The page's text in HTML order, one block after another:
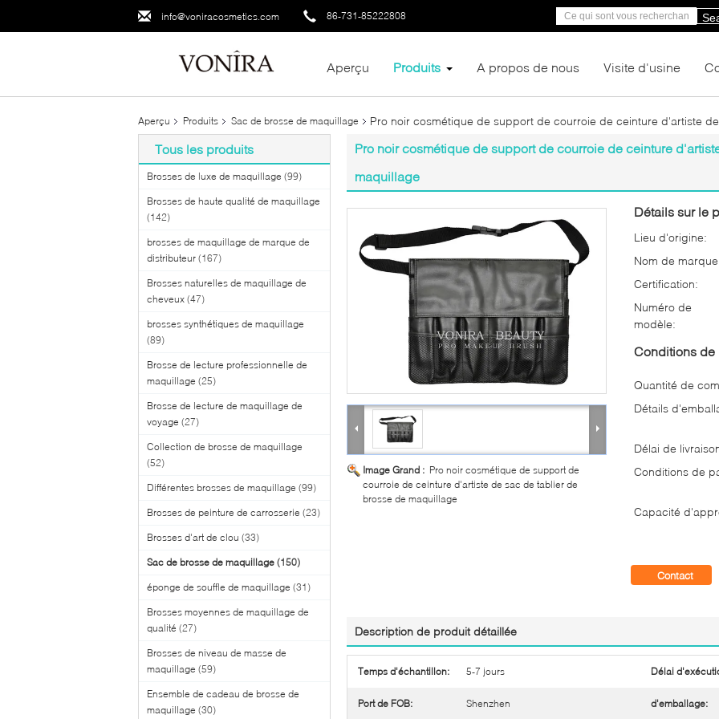
info@voniracosmetics.com 86-731-85222808
Aperçu Produits A propos de nous Visite d'usine
Aperçu Produits Sac de brosse de maquillage Pro noir cosmétique de support de courroie de ceinture d'artiste
Tous les produits
Brosses de luxe de maquillage (99)
Brosses de haute qualité de maquillage
(142)
brosses de maquillage de marque de
distributeur (167)
Brosses naturelles de maquillage de
cheveux (47)
brosses synthétiques de maquillage
(89)
Brosse de lecture professionnelle de
maquillage (25)
Brosse de lecture de maquillage de
voyage (27)
Collection de brosse de maquillage
(52)
Différentes brosses de maquillage (99)
Brosses de peinture de carrosserie (23)
Brosses d'art de clou (33)
Sac de brosse de maquillage (150)
éponge de souffle de maquillage (31)
Brosses moyennes de maquillage de
qualité (27)
Brosses de niveau de masse de
maquillage (59)
Ensemble de cadeau de brosse de
maquillage (30)
Pro noir cosmétique de support de courroie de ceinture
maquillage
Image Grand : Pro noir cosmétique de support de
courroie de ceinture d'artiste de sac de tablier de
brosse de maquillage
Détails sur le
Lieu d'origine:
Nom de
Certification:
Numéro de
modèle:
Conditions de
Quantité de
Détails
Délai de
Conditions de
Capacité
Contact
Description de produit détaillée
Temps d'échantillon: 5-7 jours Délai
Port de FOB: Shenzhen d'emballage: